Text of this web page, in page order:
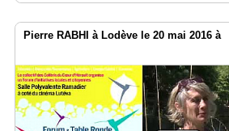
Pierre RABHI à Lodève le 20 mai 2016 à